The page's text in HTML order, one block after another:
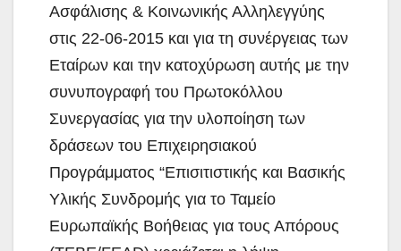
Ασφάλισης & Κοινωνικής Αλληλεγγύης
στις 22-06-2015 και για τη συνέργειας των
Εταίρων και την κατοχύρωση αυτής με την
συνυπογραφή του Πρωτοκόλλου
Συνεργασίας για την υλοποίηση των
δράσεων του Επιχειρησιακού
Προγράμματος “Επισιτιστικής και Βασικής
Υλικής Συνδρομής για το Ταμείο
Ευρωπαϊκής Βοήθειας για τους Απόρους